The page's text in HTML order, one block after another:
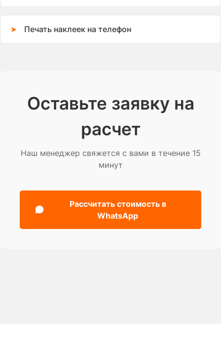
Печать наклеек на телефон
Оставьте заявку на
расчет
Наш менеджер свяжется с вами в течение 15
минут
Рассчитать стоимость в
WhatsApp